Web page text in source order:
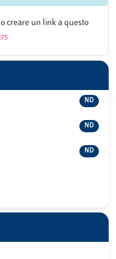
creare un link a questo
ND
ND
ND